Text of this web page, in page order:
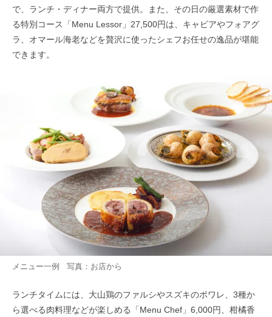
で、ランチ・ディナー両方で提供。また、その日の厳選素材で作
る特別コース「Menu Lessor」27,500円は、キャビアやフォアグ
ラ、オマール海老などを贅沢に使ったシェフお任せの逸品が堪能
できます。
メニュー一例 写真：お店から
ランチタイムには、大山鶏のファルシやスズキのポワレ、3種か
ら選べる肉料理などが楽しめる「Menu Chef」6,000円、柑橘香